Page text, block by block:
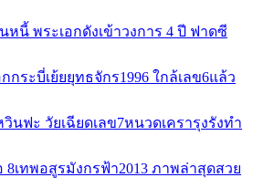
หนี้ พระเอกดังเข้าวงการ 4 ปี ฟาดซี
กระบี่เย้ยยุทธจักร1996 ใกล้เลข6แล้ว
นฟะ วัยเฉียดเลข7หนวดเครารุงรังทำ
เทพอสูรมังกรฟ้า2013 ภาพล่าสุดสวย